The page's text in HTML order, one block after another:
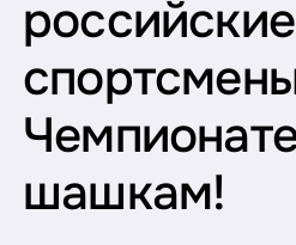
российские
шашкам!